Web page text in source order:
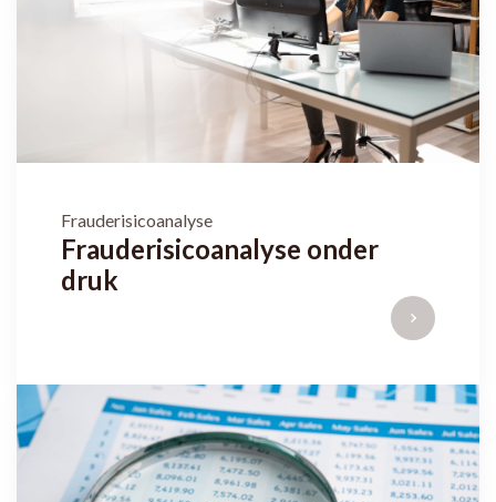
Frauderisicoanalyse
Frauderisicoanalyse onder
druk